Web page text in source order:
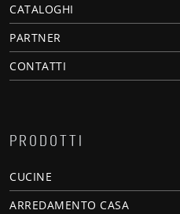
CATALOGHI
PARTNER
CONTATTI
PRODOTTI
CUCINE
ARREDAMENTO CASA